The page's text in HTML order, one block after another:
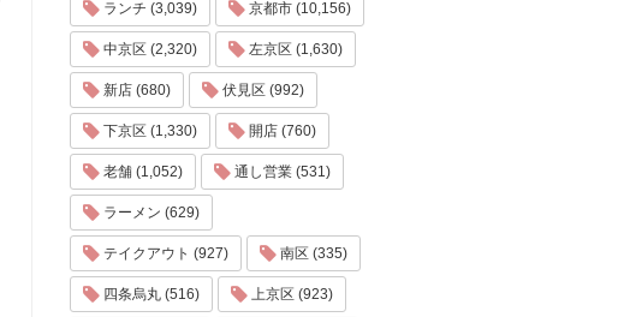
ランチ (3,039) 京都市 (10,156)
中京区 (2,320) 左京区 (1,630)
新店 (680) 伏見区 (992)
下京区 (1,330) 開店 (760)
老舗 (1,052) 通し営業 (531)
ラーメン (629)
テイクアウト (927) 南区 (335)
四条烏丸 (516) 上京区 (923)